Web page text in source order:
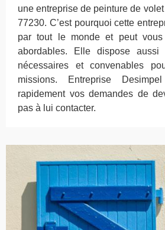
une entreprise de peinture de
77230. C’est pourquoi cette
par tout le monde et peut
abordables. Elle dispose
nécessaires et convenables
missions. Entreprise
rapidement vos demandes de
pas à lui contacter.